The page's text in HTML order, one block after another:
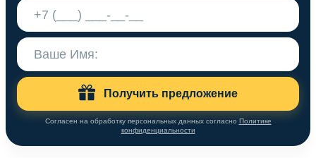
Получить предложение
Согласен на обработку персональных данных согласно Политике
конфиденциальности